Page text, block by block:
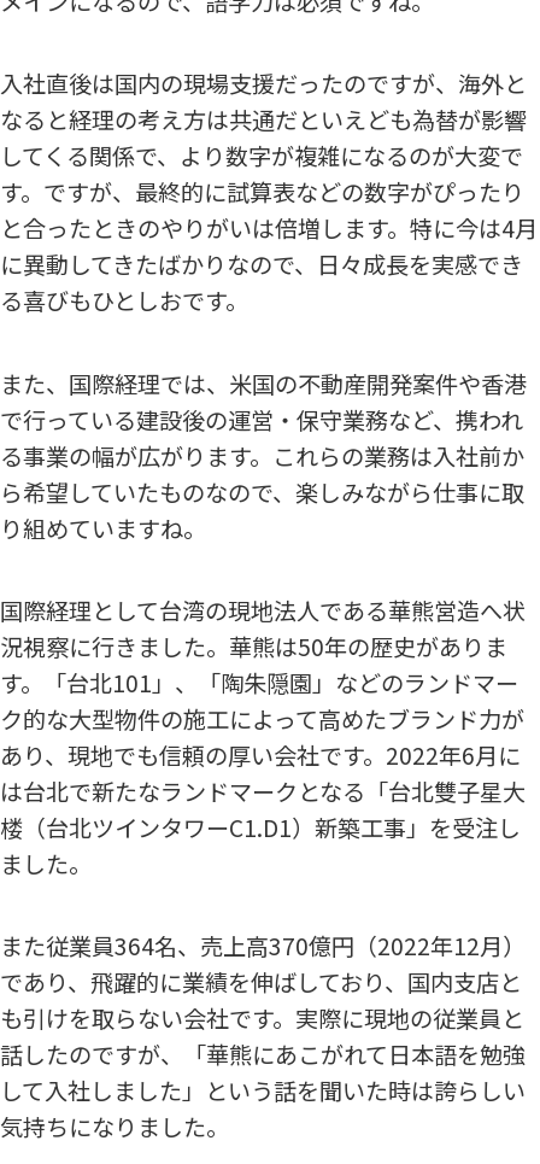
入社直後は国内の現場支援だったのですが、海外と
なると経理の考え方は共通だといえども為替が影響
してくる関係で、より数字が複雑になるのが大変で
す。ですが、最終的に試算表などの数字がぴったり
と合ったときのやりがいは倍増します。特に今は4月
に異動してきたばかりなので、日々成長を実感でき
る喜びもひとしおです。
また、国際経理では、米国の不動産開発案件や香港
で行っている建設後の運営・保守業務など、携われ
る事業の幅が広がります。これらの業務は入社前か
ら希望していたものなので、楽しみながら仕事に取
り組めていますね。
国際経理として台湾の現地法人である華熊営造へ状
況視察に行きました。華熊は50年の歴史がありま
す。「台北101」、「陶朱隠園」などのランドマー
ク的な大型物件の施工によって高めたブランド力が
あり、現地でも信頼の厚い会社です。2022年6月に
は台北で新たなランドマークとなる「台北雙子星大
楼（台北ツインタワーC1.D1）新築工事」を受注し
ました。
また従業員364名、売上高370億円（2022年12月）
であり、飛躍的に業績を伸ばしており、国内支店と
も引けを取らない会社です。実際に現地の従業員と
話したのですが、「華熊にあこがれて日本語を勉強
して入社しました」という話を聞いた時は誇らしい
気持ちになりました。